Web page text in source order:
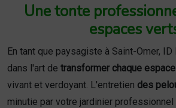
Une tonte
espaces
En tant que paysagiste à Saint-Omer,
dans l'art de transformer chaque
vivant et verdoyant. L'entretien des
minutie par votre jardinier